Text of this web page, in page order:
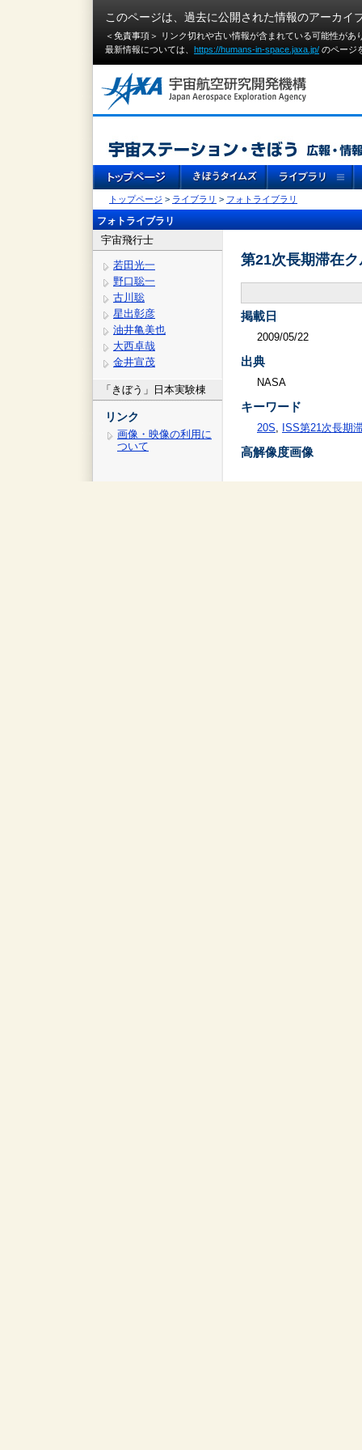
このページは、過去に公開された情報のアーカイ
＜免責事項＞ リンク切れや古い情報が含まれている可能性が
最新情報については、 https://humans-in-space.jaxa.jp/ のページ
トップページ > ライブラリ > フォトライブラリ
フォトライブラリ
宇宙飛行士
若田光一
野口聡一
古川聡
星出彰彦
油井亀美也
大西卓哉
金井宣茂
「きぼう」日本実験棟
リンク
画像・映像の利用に
ついて
第21次長期滞在
掲載日
2009/05/22
出典
NASA
キーワード
20S, ISS第21次長期
高解像度画像